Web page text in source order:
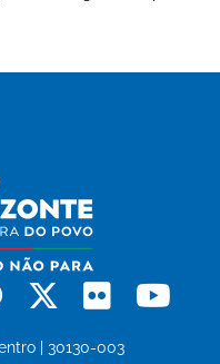
Whatsapp
X Flickr
| 30130-003